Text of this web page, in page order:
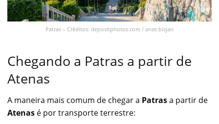
Patras – Créditos: depositphotos.com / anze.bizjan
Chegando a Patras a partir de
Atenas
A maneira mais comum de chegar a Patrasa partir de
Atenas é por transporte terrestre: